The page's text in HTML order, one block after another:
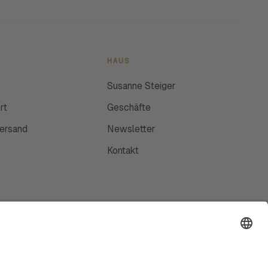
HAUS
Susanne Steiger
Geschäfte
Newsletter
Kontakt